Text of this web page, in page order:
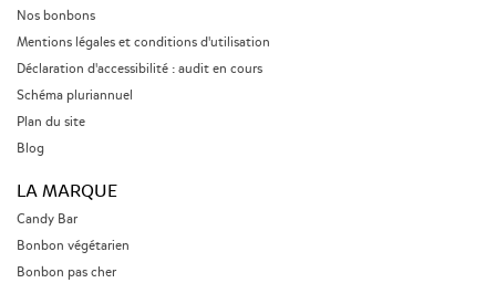
Nos bonbons
Mentions légales et conditions d'utilisation
Déclaration d'accessibilité : audit en cours
Schéma pluriannuel
Plan du site
Blog
LA MARQUE
Candy Bar
Bonbon végétarien
Bonbon pas cher